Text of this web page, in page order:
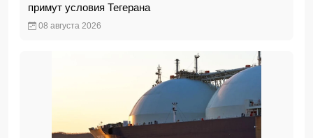
примут условия Тегерана
08 августа 2026